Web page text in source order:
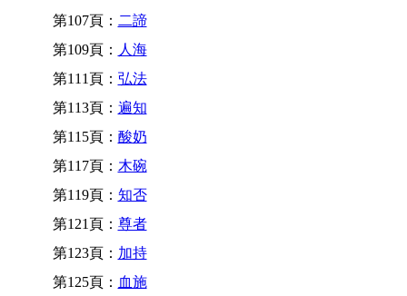
第107頁： 二諦
第109頁： 人海
第111頁： 弘法
第113頁： 遍知
第115頁： 酸奶
第117頁： 木碗
第119頁： 知否
第121頁： 尊者
第123頁： 加持
第125頁： 血施